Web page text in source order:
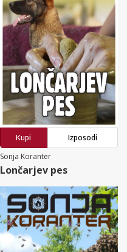
Kupi
Izposodi
Sonja Koranter
Lončarjev pes